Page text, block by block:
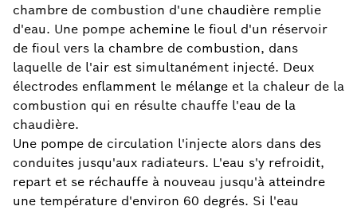
chambre de combustion d'une chaudière remplie
d'eau. Une pompe achemine le fioul d'un réservoir
de fioul vers la chambre de combustion, dans
laquelle de l'air est simultanément injecté. Deux
électrodes enflamment le mélange et la chaleur de la
combustion qui en résulte chauffe l'eau de la
chaudière.
Une pompe de circulation l'injecte alors dans des
conduites jusqu'aux radiateurs. L'eau s'y refroidit,
repart et se réchauffe à nouveau jusqu'à atteindre
une température d'environ 60 degrés. Si l'eau